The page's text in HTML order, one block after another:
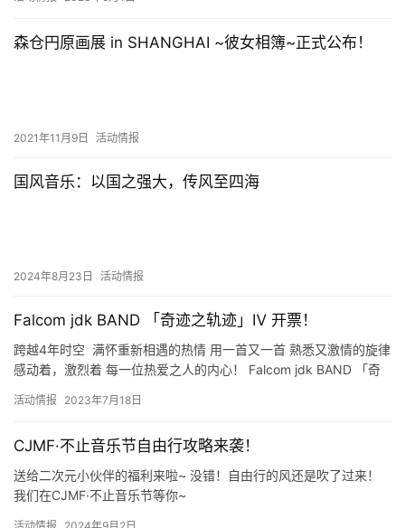
森仓円原画展 in SHANGHAI ~彼女相簿~正式公布！
2021年11月9日 活动情报
国风音乐：以国之强大，传风至四海
2024年8月23日 活动情报
Falcom jdk BAND 「奇迹之轨迹」Ⅳ 开票！
跨越4年时空 满怀重新相遇的热情 用一首又一首 熟悉又激情的旋律
感动着，激烈着 每一位热爱之人的内心！ Falcom jdk BAND 「奇
活动情报 2023年7月18日
CJMF·不止音乐节自由行攻略来袭！
送给二次元小伙伴的福利来啦~ 没错！自由行的风还是吹了过来！
我们在CJMF·不止音乐节等你~